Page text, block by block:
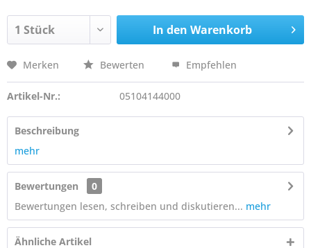
In den Warenkorb
Merken Bewerten Empfehlen
Artikel-Nr.: 05104144000
Beschreibung
mehr
Bewertungen
0
Bewertungen lesen, schreiben und diskutieren... mehr
Ähnliche Artikel